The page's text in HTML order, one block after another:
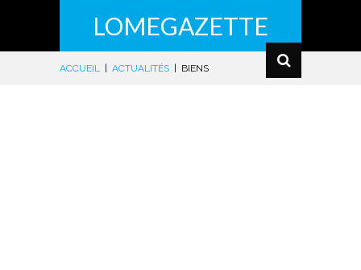
LOMEGAZETTE
ACCUEIL ACTUALITÉS BIENS